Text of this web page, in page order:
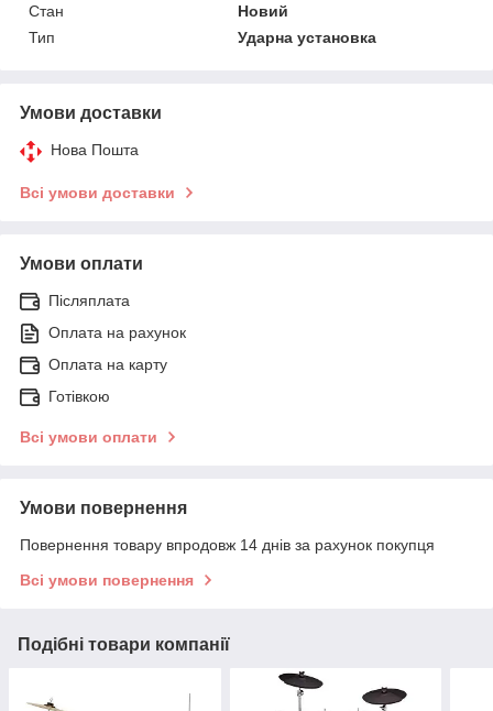
Стан
Новий
Тип
Ударна установка
Умови доставки
Нова Пошта
Всі умови доставки
Умови оплати
Післяплата
Оплата на рахунок
Оплата на карту
Готівкою
Всі умови оплати
Умови повернення
Повернення товару впродовж 14 днів за рахунок покупця
Всі умови повернення
Подібні товари компанії